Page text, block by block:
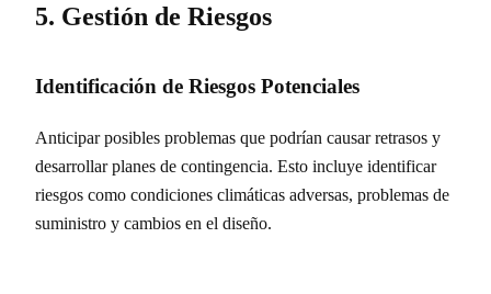
5. Gestión de Riesgos
Identificación de Riesgos Potenciales
Anticipar posibles problemas que podrían causar retrasos y
desarrollar planes de contingencia. Esto incluye identificar
riesgos como condiciones climáticas adversas, problemas de
suministro y cambios en el diseño.